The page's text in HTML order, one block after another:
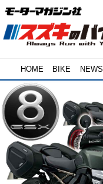
HOME BIKE NEWS